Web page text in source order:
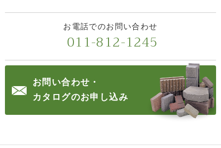
お電話でのお問い合わせ
011-812-1245
お問い合わせ・
カタログのお申し込み